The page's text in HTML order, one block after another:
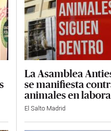
La Asamblea
se manifiesta
animales en
El Salto Madrid